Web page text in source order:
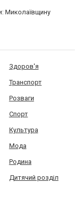
Миколаївщину
Здоров'я
Транспорт
Розваги
Спорт
Культура
Мода
Родина
Дитячий розділ